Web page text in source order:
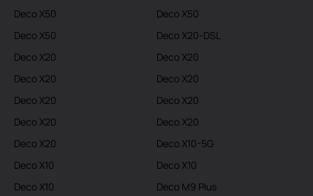
Deco X50
Deco X50
Deco X50
Deco X20-DSL
Deco X20
Deco X20
Deco X20
Deco X20
Deco X20
Deco X20
Deco X20
Deco X20
Deco X20
Deco X10-5G
Deco X10
Deco X10
Deco X10
Deco M9 Plus